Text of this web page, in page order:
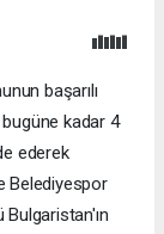
başarılı
kadar 4
ederek
Belediyespor